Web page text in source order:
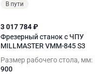
В пути
3 017 784 ₽
Фрезерный станок с ЧПУ
MILLMASTER VMM-845 S3
Размер рабочего стола, мм:
900